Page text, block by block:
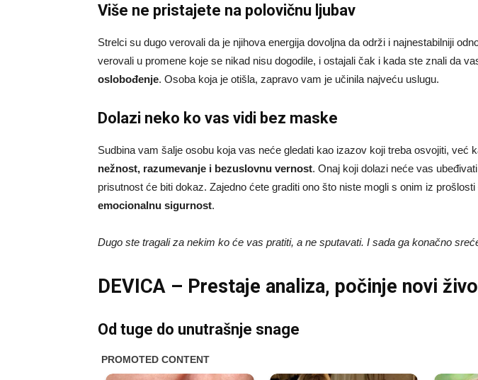
Više ne pristajete na polovičnu ljubav
Strelci su dugo verovali da je njihova energija dovoljna da održi i najnestabilniji
verovali u promene koje se nikad nisu dogodile, i ostajali čak i kada ste znali da
oslobođenje. Osoba koja je otišla, zapravo vam je učinila najveću uslugu.
Dolazi neko ko vas vidi bez maske
Sudbina vam šalje osobu koja vas neće gledati kao izazov koji treba osvojiti, već
nežnost, razumevanje i bezuslovnu vernost. Onaj koji dolazi neće vas
prisutnost će biti dokaz. Zajedno ćete graditi ono što niste mogli s onim iz prošlosti
emocionalnu sigurnost.
Dugo ste tragali za nekim ko će vas pratiti, a ne sputavati. I sada ga konačno
DEVICA – Prestaje analiza, počinje novi
Od tuge do unutrašnje snage